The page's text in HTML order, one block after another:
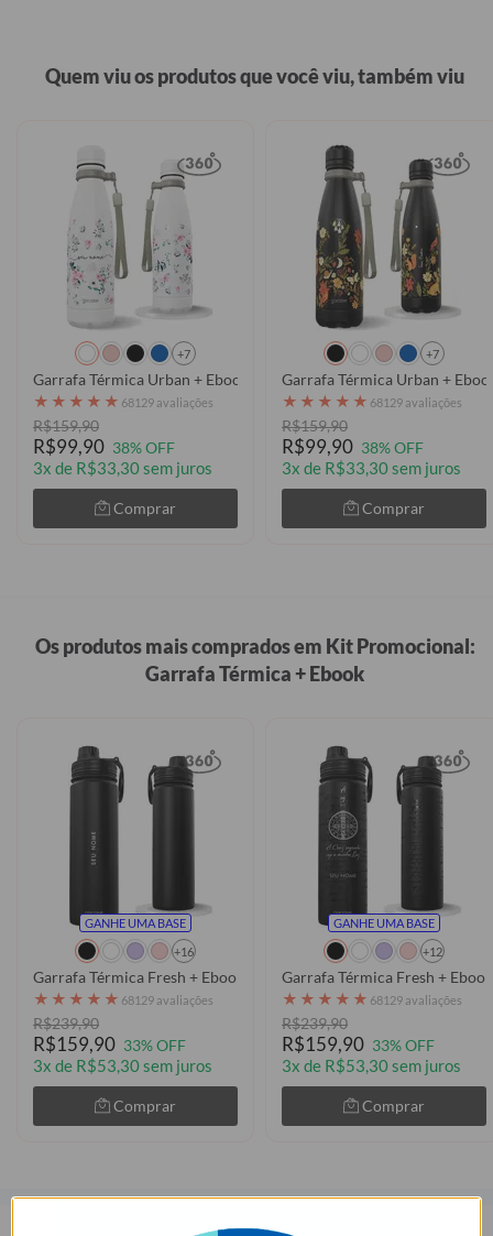
Quem viu os produtos que você viu, também viu
+7
Garrafa Térmica Urban + Ebook - Bem Floral
★ ★ ★ ★ ★ 68129 avaliações
R$159,90
R$99,90 38% OFF
3x de R$33,30 sem juros
Comprar
+7
Garrafa Térmica Urban +
★ ★ ★ ★ ★ 68129 avaliações
R$159,90
R$99,90 38% OFF
3x de R$33,30 sem juros
Comprar
Os produtos mais comprados em Kit Promocional:
Garrafa Térmica + Ebook
GANHE UMA BASE
+16
Garrafa Térmica Fresh + Ebook - Futurist
★ ★ ★ ★ ★ 68129 avaliações
R$239,90
R$159,90 33% OFF
3x de R$53,30 sem juros
Comprar
GANHE UMA BASE
+12
Garrafa Térmica Fresh +
★ ★ ★ ★ ★ 68129 avaliações
R$239,90
R$159,90 33% OFF
3x de R$53,30 sem juros
Comprar